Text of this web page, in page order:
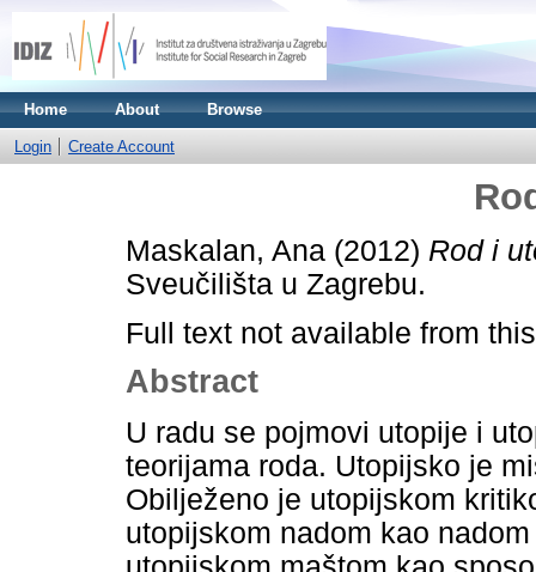
Home About Browse
Login Create Account
Maskalan, Ana (2012) Rod i
Sveučilišta u Zagrebu.
Full text not available from
Abstract
U radu se pojmovi utopije i
teorijama roda. Utopijsko je
Obilježeno je utopijskom
utopijskom nadom kao